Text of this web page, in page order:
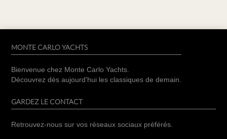
MONTE CARLO YACHTS
Bienvenue chez Monte Carlo Yachts.
Découvrez dès aujourd'hui les classiques de demain.
GARDEZ LE CONTACT
Retrouvez-nous sur vos réseaux sociaux préférés.